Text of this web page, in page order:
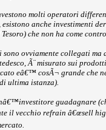
molti operatori
anche investimenti
che non ha come
sono ovviamente collegati
Ã¨ misurato sui
eâ€™ cosÃ¬ grande che
ultima istanza).
guadagnare
il vecchio refrain â€œsell